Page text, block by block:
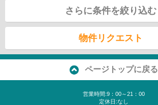
さらに条件を絞り込む
物件リクエスト
ページトップに戻る
営業時間:9：00～21：00
定休日:なし